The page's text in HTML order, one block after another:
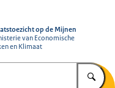
op de Mijnen
van Economische
en Klimaat